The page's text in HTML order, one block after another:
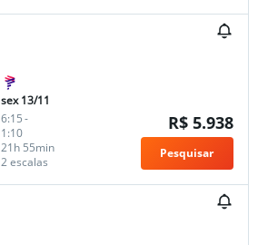
sex 13/11
6:15-
1:10
2 escalas
21h 55min
R$ 5.938
Pesquisar